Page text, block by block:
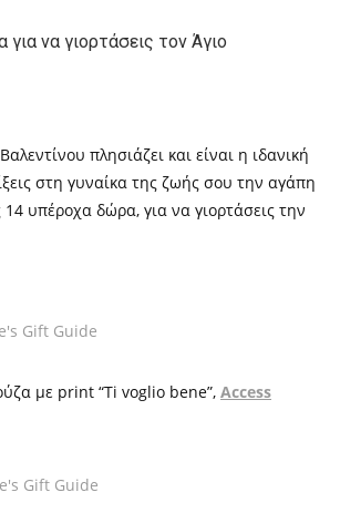
για να γιορτάσεις τον Άγιο
πλησιάζει και είναι η ιδανική
στη γυναίκα της ζωής σου την αγάπη
14 υπέροχα δώρα, για να γιορτάσεις την
με print “Ti voglio bene”, Access